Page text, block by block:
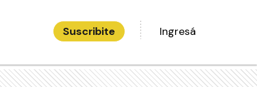
Suscribite Ingresá